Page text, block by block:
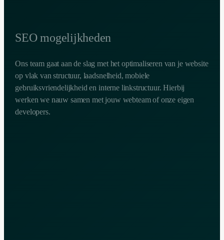
SEO mogelijkheden
Ons team gaat aan de slag met het optimaliseren van je website
op vlak van structuur, laadsnelheid, mobiele
gebruiksvriendelijkheid en interne linkstructuur. Hierbij
werken we nauw samen met jouw webteam of onze eigen
developers.